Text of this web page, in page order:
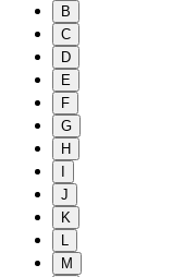
B
C
D
E
F
G
H
J
K
L
M